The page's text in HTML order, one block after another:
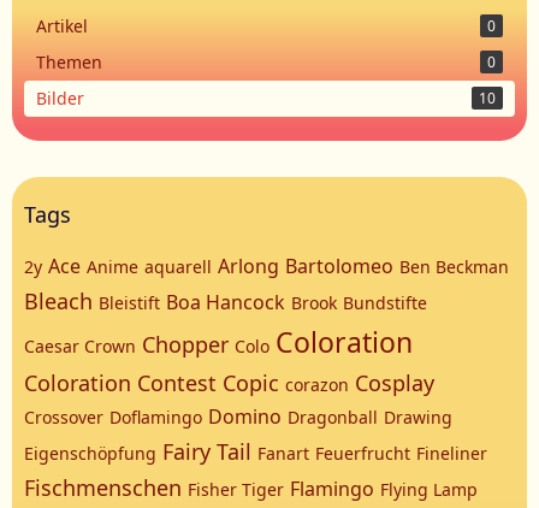
Artikel 0
Themen 0
Bilder 10
Tags
2y Ace Anime aquarell Arlong Bartolomeo Ben Beckman
Bleach Bleistift Boa Hancock Brook Bundstifte
Caesar Crown Chopper Colo Coloration
Coloration Contest Copic corazon Cosplay
Crossover Doflamingo Domino Dragonball Drawing
Eigenschöpfung Fairy Tail Fanart Feuerfrucht Fineliner
Fischmenschen Fisher Tiger Flamingo Flying Lamp